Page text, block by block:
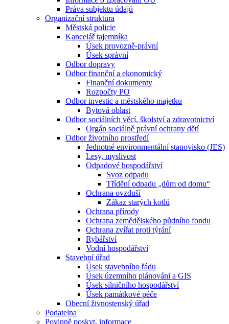
Práva subjektu údajů
Organizační struktura
Městská policie
Kancelář tajemníka
Úsek provozně-právní
Úsek správní
Odbor dopravy
Odbor finanční a ekonomický
Finanční dokumenty
Rozpočty PO
Odbor investic a městského majetku
Bytová oblast
Odbor sociálních věcí, školství a zdravotnictví
Orgán sociálně právní ochrany dětí
Odbor životního prostředí
Jednotné environmentální stanovisko (JES)
Lesy, myslivost
Odpadové hospodářství
Svoz odpadu
Třídění odpadu „dům od domu“
Ochrana ovzduší
Zákaz starých kotlů
Ochrana přírody
Ochrana zemědělského půdního fondu
Ochrana zvířat proti týrání
Rybářství
Vodní hospodářství
Stavební úřad
Úsek stavebního řádu
Úsek územního plánováni a GIS
Úsek silničního hospodářství
Úsek památkové péče
Obecní živnostenský úřad
Podatelna
Povinně poskyt. informace